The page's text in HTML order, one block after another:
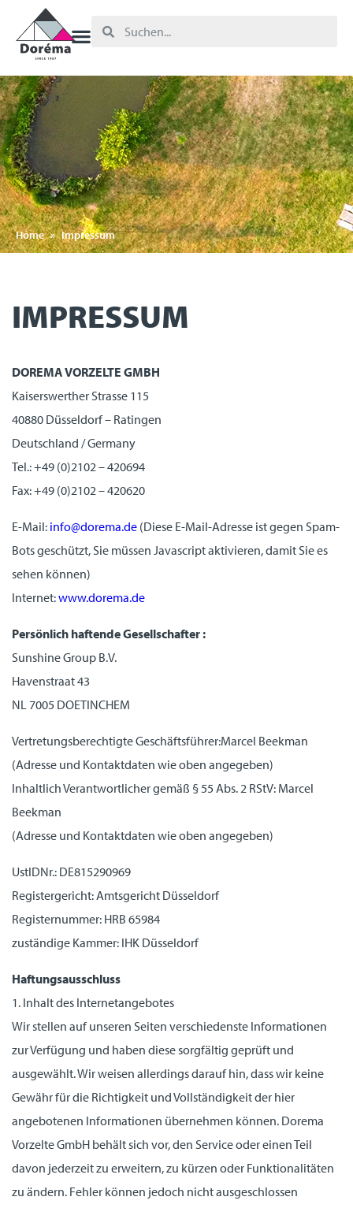
Home » Impressum
IMPRESSUM
DOREMA VORZELTE GMBH
Kaiserswerther Strasse 115
40880 Düsseldorf – Ratingen
Deutschland / Germany
Tel.: +49 (0)2102 – 420694
Fax: +49 (0)2102 – 420620
E-Mail: info@dorema.de (Diese E-Mail-Adresse ist gegen Spam-
Bots geschützt, Sie müssen Javascript aktivieren, damit Sie es
sehen können)
Internet:www.dorema.de
Persönlich haftende Gesellschafter :
Sunshine Group B.V.
Havenstraat 43
NL 7005 DOETINCHEM
Vertretungsberechtigte Geschäftsführer:Marcel Beekman
(Adresse und Kontaktdaten wie oben angegeben)
Inhaltlich Verantwortlicher gemäß § 55 Abs. 2 RStV: Marcel
Beekman
(Adresse und Kontaktdaten wie oben angegeben)
UstIDNr.: DE815290969
Registergericht: Amtsgericht Düsseldorf
Registernummer: HRB 65984
zuständige Kammer: IHK Düsseldorf
Haftungsausschluss
1. Inhalt des Internetangebotes
Wir stellen auf unseren Seiten verschiedenste Informationen
zur Verfügung und haben diese sorgfältig geprüft und
ausgewählt. Wir weisen allerdings darauf hin, dass wir keine
Gewähr für die Richtigkeit und Vollständigkeit der hier
angebotenen Informationen übernehmen können. Dorema
Vorzelte GmbH behält sich vor, den Service oder einen Teil
davon jederzeit zu erweitern, zu kürzen oder Funktionalitäten
zu ändern. Fehler können jedoch nicht ausgeschlossen